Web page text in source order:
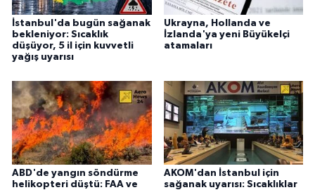
İstanbul'da bugün sağanak
bekleniyor: Sıcaklık
düşüyor, 5 il için kuvvetli
yağış uyarısı
Ukrayna, Hollanda ve
İzlanda'ya yeni Büyükelçi
atamaları
ABD'de yangın söndürme
helikopteri düştü: FAA ve
AKOM'dan İstanbul için
sağanak uyarısı: Sıcaklıklar